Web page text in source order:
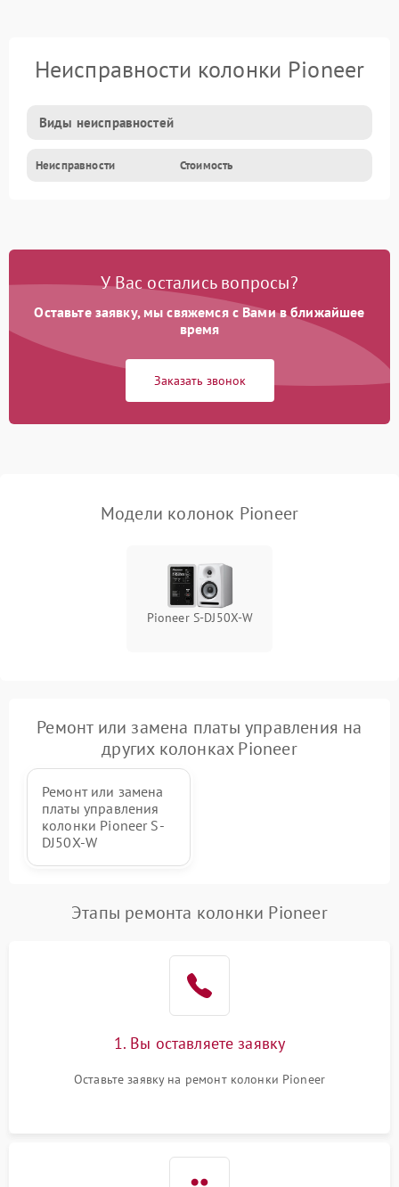
Неисправности колонки Pioneer
Виды неисправностей
Неисправности Стоимость
У Вас остались вопросы?
Оставьте заявку, мы свяжемся с Вами в ближайшее
время
Заказать звонок
Модели колонок Pioneer
Pioneer S-DJ50X-W
Ремонт или замена платы управления на
других колонках Pioneer
Ремонт или замена
платы управления
колонки Pioneer S-
DJ50X-W
Этапы ремонта колонки Pioneer
1. Вы оставляете заявку
Оставьте заявку на ремонт колонки Pioneer